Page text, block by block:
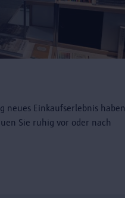
neues Einkaufserlebnis haben
Sie ruhig vor oder nach